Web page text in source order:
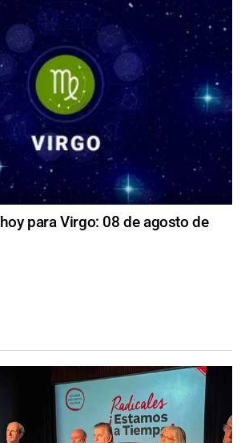
para Virgo: 08 de agosto de